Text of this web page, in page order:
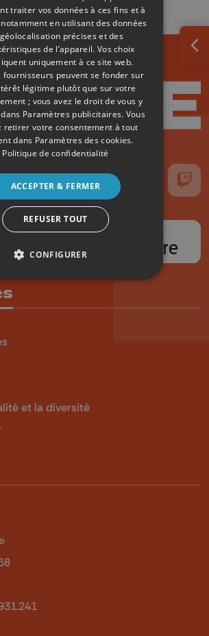
FaceBook
nous sur Instagram
Suivez-nous sur TikTokSuivez-nous sur YouTube
Suivez-nous
et la diversité
traiter vos données à ces fins et à
notamment en utilisant des données
précises et des
de l’appareil. Vos choix
uniquement à ce site web.
fournisseurs peuvent se fonder sur
légitime plutôt que sur votre
; vous avez le droit de vous y
Paramètres publicitaires. Vous
retirer votre consentement à tout
dans Paramètres des cookies.
Politique de confidentialité
ACCEPTER & FERMER
REFUSER TOUT
CONFIGURER